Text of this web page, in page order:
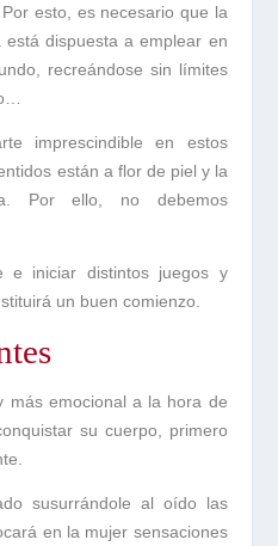
esto, es necesario que la
dispuesta a emplear en
recreándose sin límites
imprescindible en estos
están a flor de piel y la
Por ello, no debemos
e iniciar distintos juegos y
un buen comienzo.
más emocional a la hora de
su cuerpo, primero
susurrándole al oído las
en la mujer sensaciones